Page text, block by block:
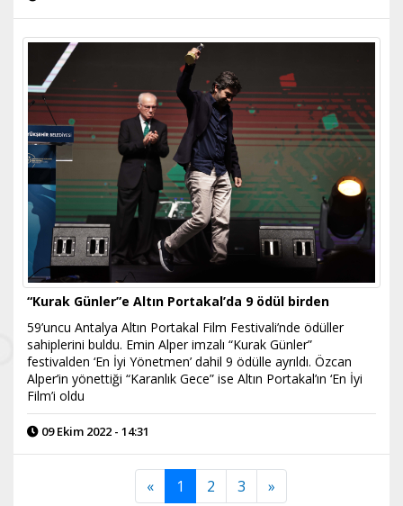
“Kurak Günler”e Altın Portakal’da 9 ödül birden
59’uncu Antalya Altın Portakal Film Festivali’nde ödüller
sahiplerini buldu. Emin Alper imzalı “Kurak Günler”
festivalden ‘En İyi Yönetmen’ dahil 9 ödülle ayrıldı. Özcan
Alper’in yönettiği “Karanlık Gece” ise Altın Portakal’ın ‘En İyi
Film’i oldu
09 Ekim 2022 - 14:31
« 1 2 3 »